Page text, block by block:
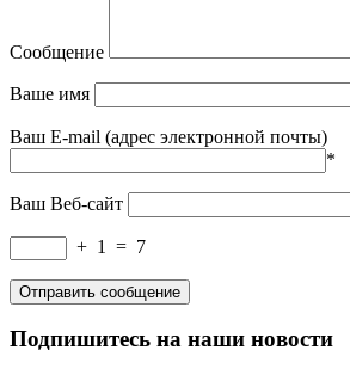
Сообщение
Ваше имя
Ваш E-mail (адрес электронной почты)
*
Ваш Веб-сайт
+ 1 = 7
Подпишитесь на наши новости